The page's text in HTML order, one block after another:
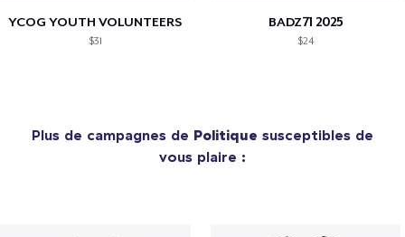
YCOG YOUTH VOLUNTEERS
$31
BADZ71 2025
$24
Plus de campagnes de Politique susceptibles de
vous plaire :